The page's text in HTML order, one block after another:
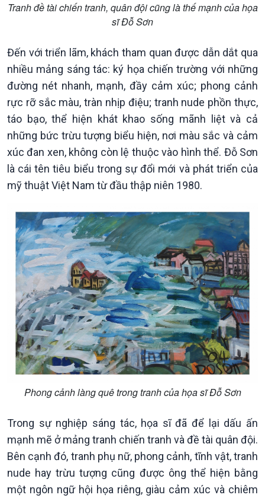
Kinh tế
Tin Kinh tế
Trước giờ mở cửa
Dòng chảy Kinh tế
Sức sống hàng Việt
Khởi nghiệp
Tuyên chiến với gian lận
thương mại
Nông nghiệp & Biển đảo
Tin Nông nghiệp & Biển
đảo
Mùa vàng
Biển đảo Việt Nam
Tâm tình biên giới và hải
đảo
Tìm hiểu biển, đảo Việt
Nam
Tranh đề tài chiến tranh, quân đội cũng là thế mạnh của họa
sĩ Đỗ Sơn
Đến với triển lãm, khách tham quan được dẫn dắt qua
nhiều mảng sáng tác: ký họa chiến trường với những
đường nét nhanh, mạnh, đầy cảm xúc; phong cảnh
rực rỡ sắc màu, tràn nhịp điệu; tranh nude phồn thực,
táo bạo, thể hiện khát khao sống mãnh liệt và cả
những bức trừu tượng biểu hiện, nơi màu sắc và cảm
xúc đan xen, không còn lệ thuộc vào hình thể. Đỗ Sơn
là cái tên tiêu biểu trong sự đổi mới và phát triển của
mỹ thuật Việt Nam từ đầu thập niên 1980.
Phong cảnh làng quê trong tranh của họa sĩ Đỗ Sơn
Trong sự nghiệp sáng tác, họa sĩ đã để lại dấu ấn
mạnh mẽ ở mảng tranh chiến tranh và đề tài quân đội.
Bên cạnh đó, tranh phụ nữ, phong cảnh, tĩnh vật, tranh
nude hay trừu tượng cũng được ông thể hiện bằng
một ngôn ngữ hội họa riêng, giàu cảm xúc và chiêm